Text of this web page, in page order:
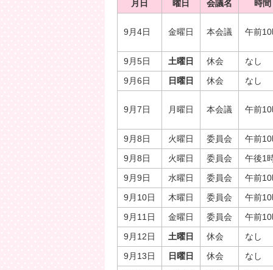
月日 曜日 会議名 時間
9月4日 金曜日 本会議 午前
9月5日 土曜日 休会
なし
9月6日
日曜日 休会 なし
9月7日 月曜日 本会議 午前
9月8日 火曜日 委員会
午前
9月8日
火曜日 委員会
午後1
9月9日
水曜日 委員会
午前
9月10日
木曜日 委員会
午前
9月11日
金曜日 委員会
午前
9月12日
土曜日 休会
なし
9月13日
日曜日 休会
なし